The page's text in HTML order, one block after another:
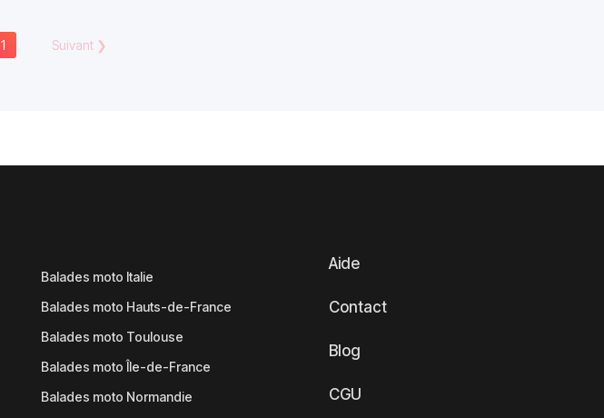
1 Suivant❯
Balades moto Italie
Balades moto Hauts-de-France
Balades moto Toulouse
Balades moto Île-de-France
Balades moto Normandie
Aide
Contact
Blog
CGU